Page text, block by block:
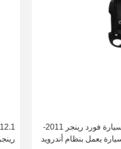
شاشة تسلا عمودية 9.7 بوصة لسيارة فورد رينجر 2011-